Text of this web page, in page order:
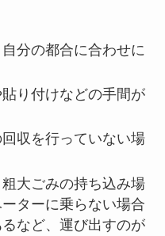
分の都合に合わせに
り付けなどの手間が
収を行っていない場
大ごみの持ち込み場
ターに乗らない場合
など、運び出すのが